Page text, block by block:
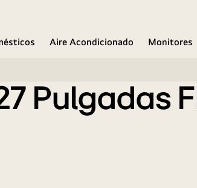
Aire Acondicionado Monitores
Pulgadas